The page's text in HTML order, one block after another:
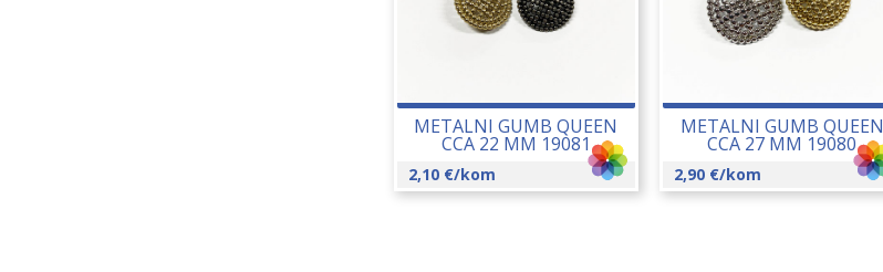
METALNI GUMB QUEEN
CCA 22 MM 19081
2,10 €/kom
METALNI GUMB QUEEN
CCA 27 MM 19080
2,90 €/kom